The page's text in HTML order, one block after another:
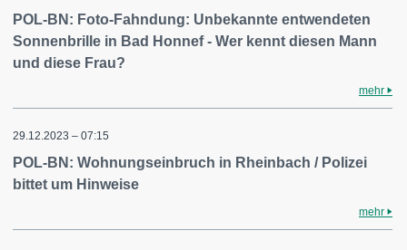
POL-BN: Foto-Fahndung: Unbekannte entwendeten
Sonnenbrille in Bad Honnef - Wer kennt diesen Mann
und diese Frau?
mehr
29.12.2023 – 07:15
POL-BN: Wohnungseinbruch in Rheinbach / Polizei
bittet um Hinweise
mehr